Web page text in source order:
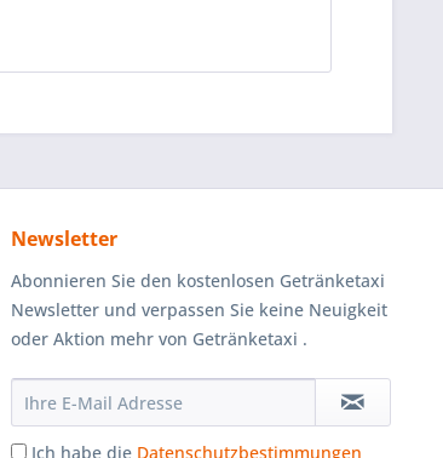
Newsletter
Abonnieren Sie den kostenlosen Getränketaxi
Newsletter und verpassen Sie keine Neuigkeit
oder Aktion mehr von Getränketaxi .
Ich habe die Datenschutzbestimmungen